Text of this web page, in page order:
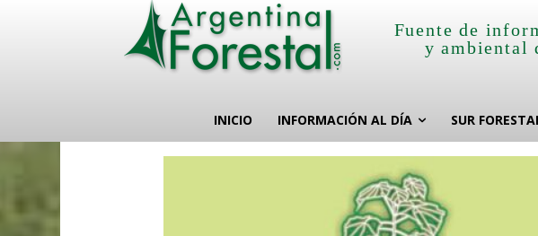
Fuente de
y ambiental
INICIO INFORMACIÓN AL DÍA SUR